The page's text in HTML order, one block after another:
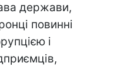
держави,
повинні
і